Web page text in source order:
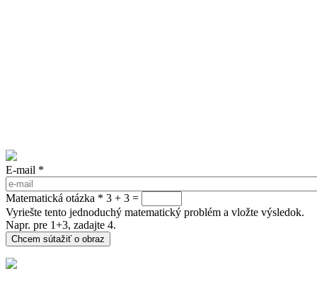
E-mail *
Matematická otázka * 3 + 3 =
Vyriešte tento jednoduchý matematický problém a vložte výsledok.
Napr. pre 1+3, zadajte 4.